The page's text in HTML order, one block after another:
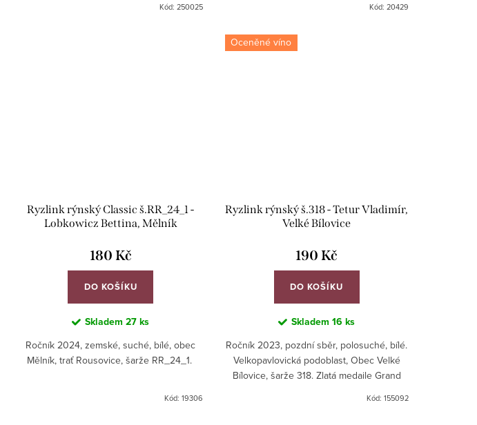
Kód: 250025 Kód: 20429
Ryzlink rýnský Classic š.RR_24_1 -
Lobkowicz Bettina, Mělník
180 Kč
DO KOŠÍKU
Skladem27 ks
Ročník 2024, zemské, suché, bílé, obec
Mělník, trať Rousovice, šarže RR_24_1.
Kód: 19306
Oceněné víno
Ryzlink rýnský š.318 - Tetur Vladimír,
Velké Bílovice
190 Kč
DO KOŠÍKU
Skladem16 ks
Ročník 2023, pozdní sběr, polosuché, bílé.
Velkopavlovická podoblast, Obec Velké
Bílovice, šarže 318. Zlatá medaile Grand
Kód: 155092